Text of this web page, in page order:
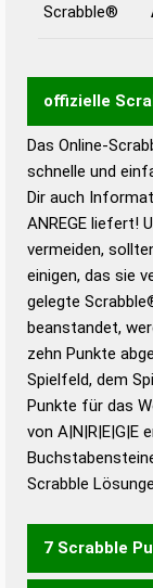
Scrabble®
offizielle
Wortwurzel
Wortanalyse-
Gültigkeit
bestimmen!
Wörterbücher
Das Online-
schnelle und
Dir auch
ANREGE liefert!
vermeiden,
einigen, das sie
gelegte
beanstandet,
zehn Punkte
Spielfeld, dem
Punkte für das
von A|N|R|E|G|E
Scrabble
7 Scrabble